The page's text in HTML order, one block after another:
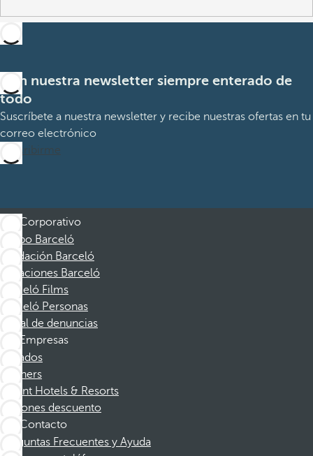
Con nuestra newsletter siempre enterado de
todo
Suscríbete a nuestra newsletter y recibe nuestras ofertas en tu
correo electrónico
Suscribirme
Corporativo
Grupo Barceló
Fundación Barceló
Vacaciones Barceló
Barceló Films
Barceló Personas
Canal de denuncias
Empresas
Afiliados
Partners
Dorint Hotels & Resorts
Cupones descuento
Contacto
Preguntas Frecuentes y Ayuda